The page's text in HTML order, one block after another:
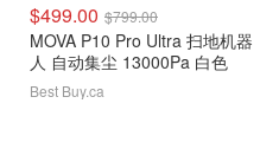
$499.00 $799.00
MOVA P10 Pro Ultra 扫地机器
人 自动集尘 13000Pa 白色
Best Buy.ca